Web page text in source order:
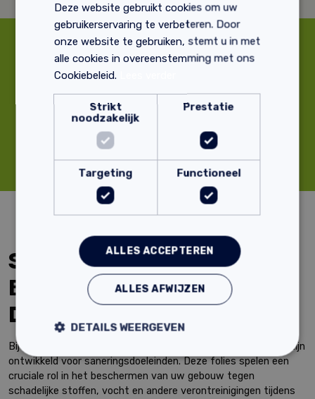
Supersnelle
verzending
Professionele bouwmaterialen
9.3 klantenbeoordeling
Saneringsfolies:
Bescherming en
Duurzaamheid
Bij Eco Bouwmaterialen bieden wij folies aan welke speciaal zijn
ontwikkeld voor saneringsdoeleinden. Deze folies spelen een
cruciale rol in het beschermen van uw gebouw tegen
schadelijke stoffen, vocht en andere verontreinigingen tijdens
Deze website gebruikt cookies om uw
gebruikerservaring te verbeteren. Door
onze website te gebruiken, stemt u in met
alle cookies in overeenstemming met ons
Cookiebeleid.
Strikt
noodzakelijk
Prestatie
Targeting Functioneel
ALLES ACCEPTEREN
ALLES AFWIJZEN
DETAILS WEERGEVEN